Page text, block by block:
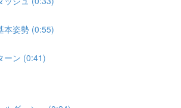
本姿勢 (0:55)
ーン (0:41)